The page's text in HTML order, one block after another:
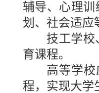
辅导、心理
划、社会适应
技工学校
育课程。
高等学
程，实现大学